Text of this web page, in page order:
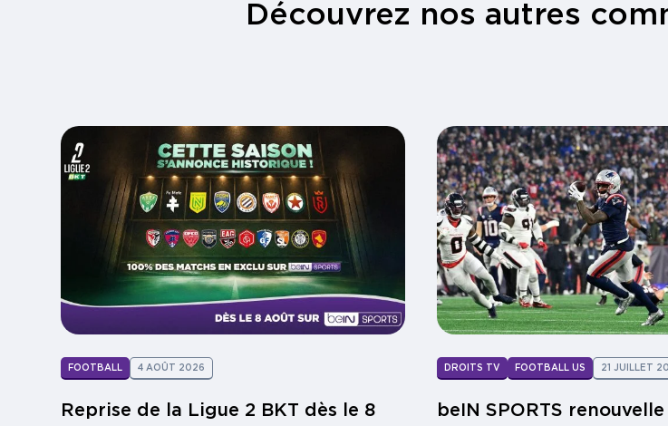
Découvrez nos autres
FOOTBALL 4 AOÛT 2026
Reprise de la Ligue 2 BKT dès le 8
DROITS TV FOOTBALL US 21 JUILLET
beIN SPORTS